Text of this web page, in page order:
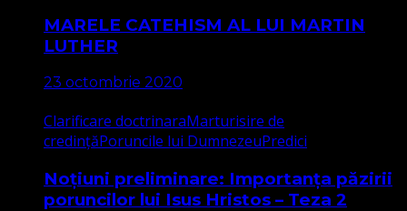
MARELE CATEHISM AL LUI MARTIN
LUTHER
23 octombrie 2020
Clarificare doctrinaraMarturisire de
credințăPoruncile lui DumnezeuPredici
Noțiuni preliminare: Importanța păzirii
poruncilor lui Isus Hristos – Teza 2